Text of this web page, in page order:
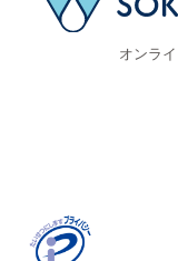
オンラ